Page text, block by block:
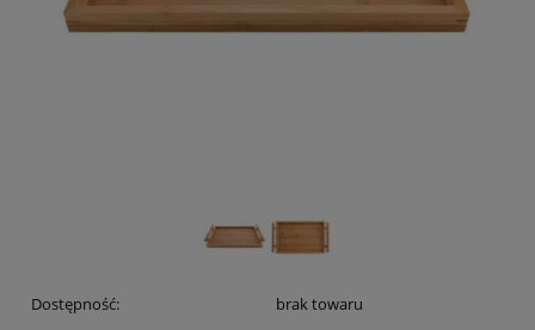
Dostępność: brak towaru